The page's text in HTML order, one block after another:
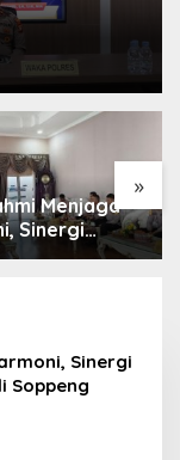
»
Menjaga
Sinergi
Amanah
Sinergi
Soppeng